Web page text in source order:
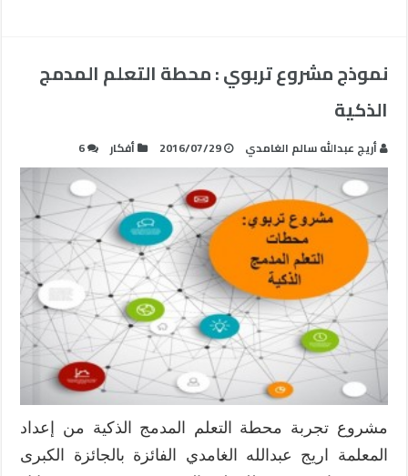
نموذج مشروع تربوي : محطة التعلم المدمج
الذكية
أريج عبدالله سالم الغامدي 2016/07/29 أفكار 6
مشروع تجربة محطة التعلم المدمج الذكية من إعداد
المعلمة اريج عبدالله الغامدي الفائزة بالجائزة الكبرى